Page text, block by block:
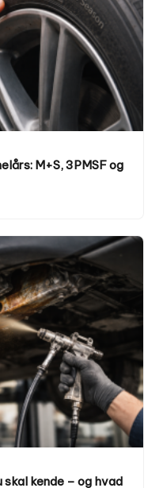
M+S, 3PMSF og
kende – og hvad